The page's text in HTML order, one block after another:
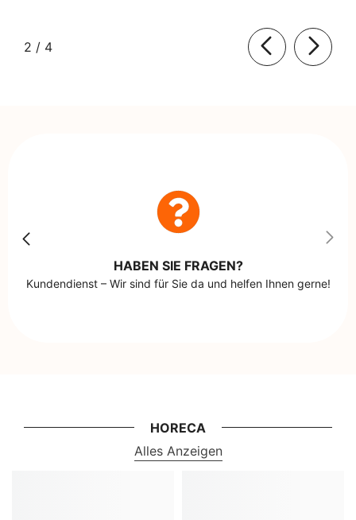
2 / von
4
HABEN SIE FRAGEN?
Kundendienst – Wir sind für Sie da und helfen Ihnen gerne!
HORECA
Alles Anzeigen